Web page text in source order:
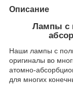
Описание
Лампы с
Наши лампы с
оригиналы во
атомно-
для многих